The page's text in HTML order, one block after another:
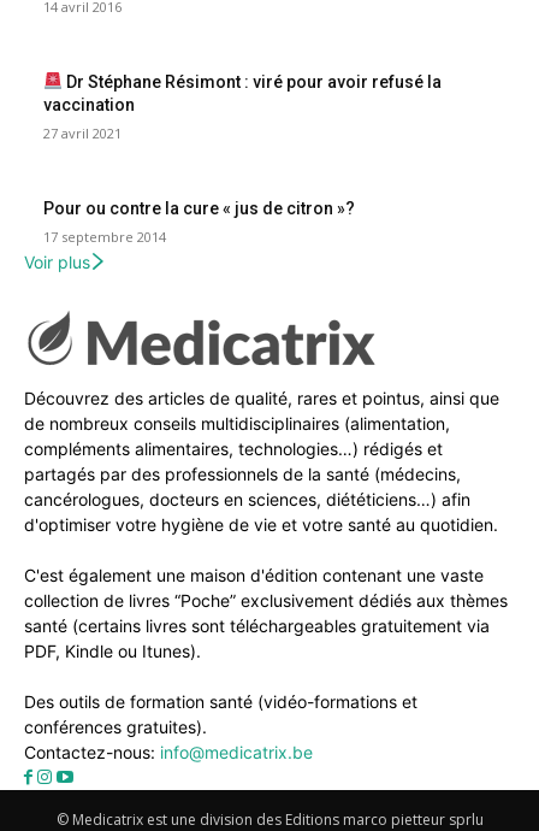
14 avril 2016
Dr Stéphane Résimont : viré pour avoir refusé la
vaccination
27 avril 2021
Pour ou contre la cure « jus de citron »?
17 septembre 2014
Voir plus
Découvrez des articles de qualité, rares et pointus, ainsi que
de nombreux conseils multidisciplinaires (alimentation,
compléments alimentaires, technologies…) rédigés et
partagés par des professionnels de la santé (médecins,
cancérologues, docteurs en sciences, diététiciens…) afin
d'optimiser votre hygiène de vie et votre santé au quotidien.
C'est également une maison d'édition contenant une vaste
collection de livres “Poche” exclusivement dédiés aux thèmes
santé (certains livres sont téléchargeables gratuitement via
PDF, Kindle ou Itunes).
Des outils de formation santé (vidéo-formations et
conférences gratuites).
Contactez-nous: info@medicatrix.be
© Medicatrix est une division des Editions marco pietteur sprlu